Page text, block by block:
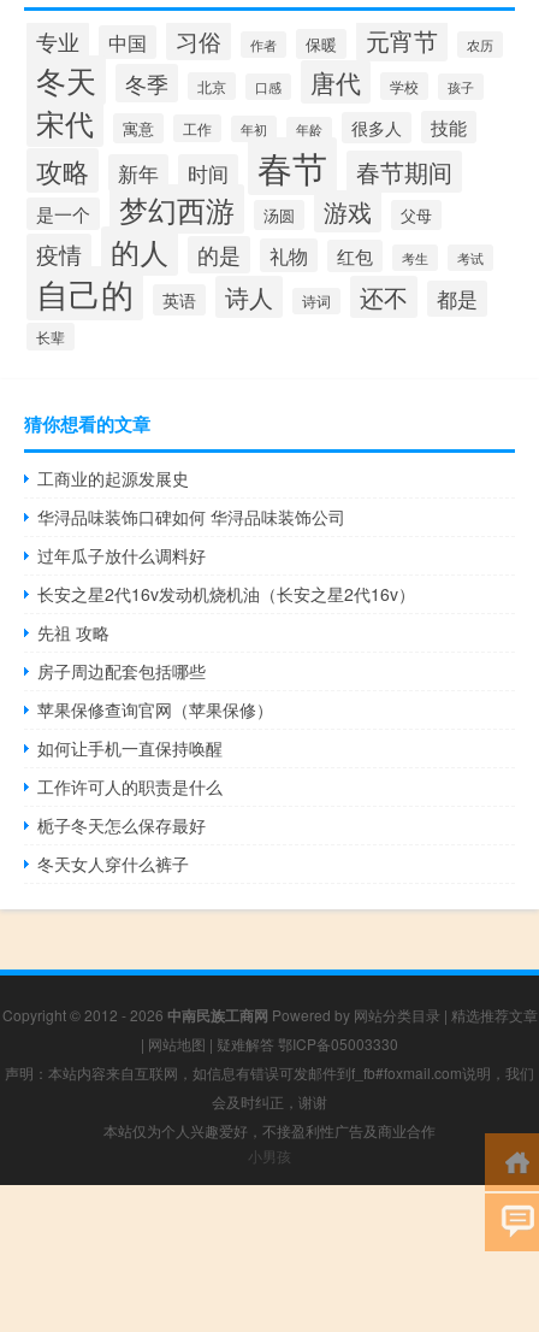
专业 中国 习俗 作者 保暖 元宵节 农历
冬天 冬季 北京 口感 唐代 学校 孩子
宋代 寓意 工作 年初 年龄 很多人 技能
攻略 新年 时间 春节 春节期间
是一个 梦幻西游 汤圆 游戏 父母
疫情 的人 的是 礼物 红包 考生 考试
自己的 英语 诗人 诗词 还不 都是
长辈
猜你想看的文章
工商业的起源发展史
华浔品味装饰口碑如何 华浔品味装饰公司
过年瓜子放什么调料好
长安之星2代16v发动机烧机油（长安之星2代16v）
先祖 攻略
房子周边配套包括哪些
苹果保修查询官网（苹果保修）
如何让手机一直保持唤醒
工作许可人的职责是什么
栀子冬天怎么保存最好
冬天女人穿什么裤子
Copyright © 2012 - 2026 中南民族工商网 Powered by 网站分类目录 | 精选推荐文章
| 网站地图 | 疑难解答 鄂ICP备05003330
声明：本站内容来自互联网，如信息有错误可发邮件到f_fb#foxmail.com说明，我们
会及时纠正，谢谢
本站仅为个人兴趣爱好，不接盈利性广告及商业合作
小男孩